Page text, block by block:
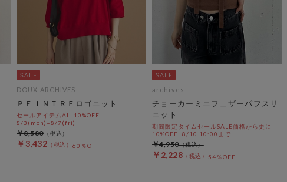
DOUX ARCHIVES
ＰＥＩＮＴＲＥロゴニット
セールアイテムALL10%OFF
8/3(mon)~8/7(fri)
￥3,432 60％OFF
￥8,580
archives
チョーカーミニフェザーパフスリ
ニット
期間限定タイムセールSALE価格から更に
10%OFF! 8/10 10:00まで
￥2,228 54％OFF
￥4,950